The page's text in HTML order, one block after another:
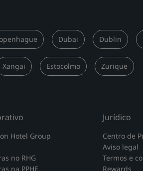
Dubai Dublin
Xangai Estocolmo Zurique
Hotel Group
no RHG
na PPHE
Jurídico
Centro de
Aviso legal
Termos e
Rewards